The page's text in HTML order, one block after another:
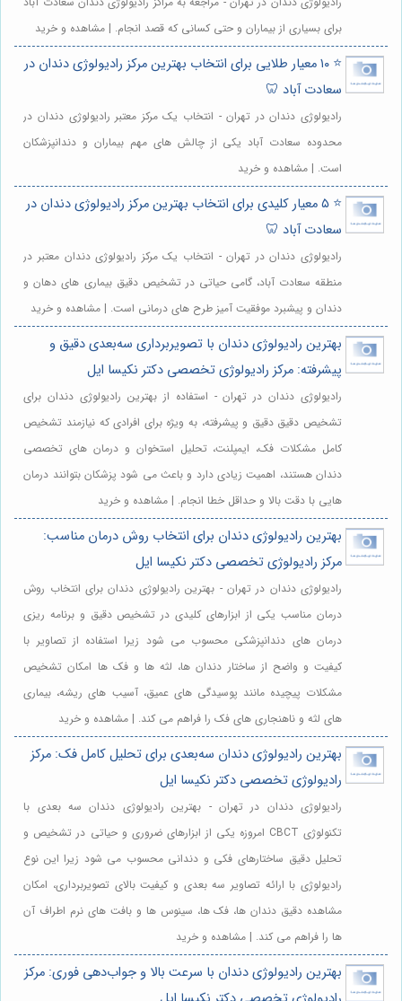
برای بسیاری از بیماران و حتی کسانی که قصد انجام. | مشاهده و خرید
⭐️ ۱۰ معیار طلایی برای انتخاب بهترین مرکز رادیولوژی دندان در
سعادت آباد 🦷
رادیولوژی دندان در تهران - انتخاب یک مرکز معتبر رادیولوژی دندان در
محدوده سعادت آباد یکی از چالش های مهم بیماران و دندانپزشکان
است. | مشاهده و خرید
⭐️ ۵ معیار کلیدی برای انتخاب بهترین مرکز رادیولوژی دندان در
سعادت آباد 🦷
رادیولوژی دندان در تهران - انتخاب یک مرکز رادیولوژی دندان معتبر در
منطقه سعادت آباد، گامی حیاتی در تشخیص دقیق بیماری های دهان و
دندان و پیشبرد موفقیت آمیز طرح های درمانی است. | مشاهده و خرید
بهترین رادیولوژی دندان با تصویربرداری سه‌بعدی دقیق و
پیشرفته: مرکز رادیولوژی تخصصی دکتر نکیسا ایل
رادیولوژی دندان در تهران - استفاده از بهترین رادیولوژی دندان برای
تشخیص دقیق دقیق و پیشرفته، به ویژه برای افرادی که نیازمند تشخیص
کامل مشکلات فک، ایمپلنت، تحلیل استخوان و درمان های تخصصی
دندان هستند، اهمیت زیادی دارد و باعث می شود پزشکان بتوانند درمان
هایی با دقت بالا و حداقل خطا انجام. | مشاهده و خرید
بهترین رادیولوژی دندان برای انتخاب روش درمان مناسب:
مرکز رادیولوژی تخصصی دکتر نکیسا ایل
رادیولوژی دندان در تهران - بهترین رادیولوژی دندان برای انتخاب روش
درمان مناسب یکی از ابزارهای کلیدی در تشخیص دقیق و برنامه ریزی
درمان های دندانپزشکی محسوب می شود زیرا استفاده از تصاویر با
کیفیت و واضح از ساختار دندان ها، لثه ها و فک ها امکان تشخیص
مشکلات پیچیده مانند پوسیدگی های عمیق، آسیب های ریشه، بیماری
های لثه و ناهنجاری های فک را فراهم می کند. | مشاهده و خرید
بهترین رادیولوژی دندان سه‌بعدی برای تحلیل کامل فک: مرکز
رادیولوژی تخصصی دکتر نکیسا ایل
رادیولوژی دندان در تهران - بهترین رادیولوژی دندان سه بعدی با
تکنولوژی CBCT امروزه یکی از ابزارهای ضروری و حیاتی در تشخیص و
تحلیل دقیق ساختارهای فکی و دندانی محسوب می شود زیرا این نوع
رادیولوژی با ارائه تصاویر سه بعدی و کیفیت بالای تصویربرداری، امکان
مشاهده دقیق دندان ها، فک ها، سینوس ها و بافت های نرم اطراف آن
ها را فراهم می کند. | مشاهده و خرید
بهترین رادیولوژی دندان با سرعت بالا و جواب‌دهی فوری: مرکز